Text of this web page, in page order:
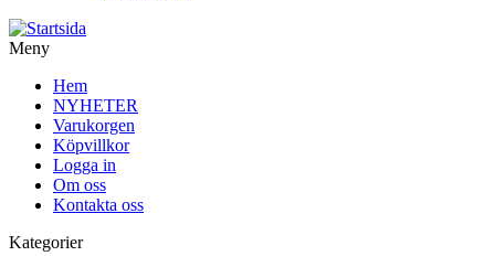
Meny
Hem
NYHETER
Varukorgen
Köpvillkor
Logga in
Om oss
Kontakta oss
Kategorier